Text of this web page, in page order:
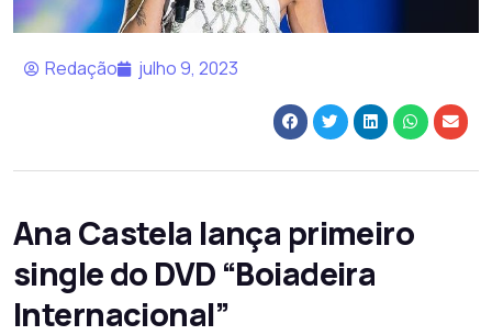
Redação julho 9, 2023
Ana Castela lança primeiro
single do DVD “Boiadeira
Internacional”